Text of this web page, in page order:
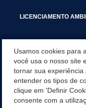
LICENCIAMENTO
SERVIÇOS
SERVIÇOS DO
Usamos cookies para
você usa o nosso site
tornar sua
entender os tipos de
clique em 'Definir
consente com a